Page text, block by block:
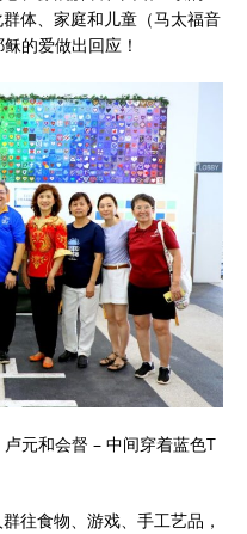
体、家庭和儿童（马太福音
的爱做出回应！
元和会督 – 中间穿着蓝色T
往食物、游戏、手工艺品，